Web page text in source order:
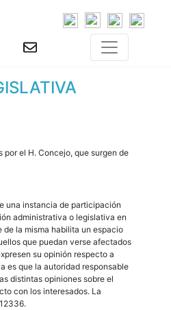
el H. Concejo, que surgen de
una instancia de participación
administrativa o legislativa en
la misma habilita un espacio
que puedan verse afectados
su opinión respecto a
es que la autoridad responsable
distintas opiniones sobre el
con los interesados. La